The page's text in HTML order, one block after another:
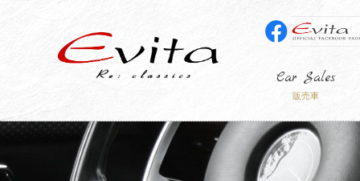
Car Sales
販売車